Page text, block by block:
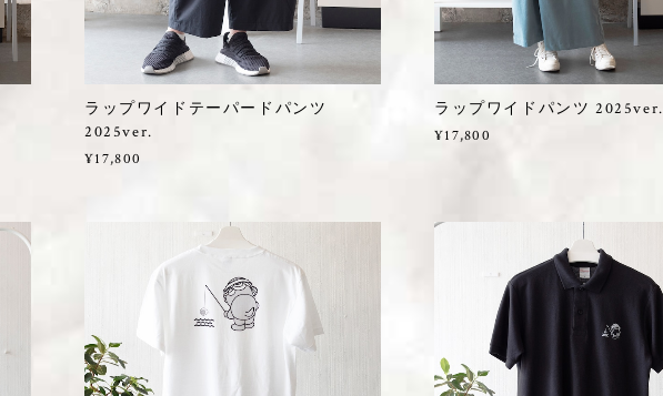
ラップワイドテーパードパンツ
2025ver.
¥17,800
ラップワイドパンツ 2025ver.
¥17,800